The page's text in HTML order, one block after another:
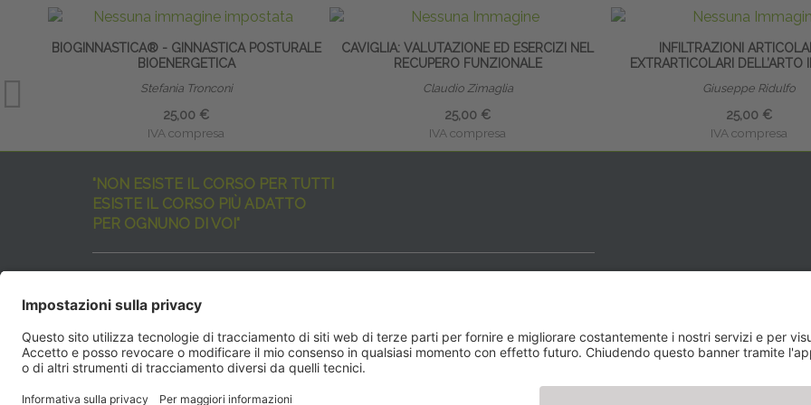
BIOGINNASTICA® - GINNASTICA POSTURALE
BIOENERGETICA
Stefania Tronconi
25,00 €
IVA compresa
CAVIGLIA: VALUTAZIONE ED ESERCIZI NEL
RECUPERO FUNZIONALE
Claudio Zimaglia
25,00 €
IVA compresa
INFILTRAZIONI
EXTRARTICOLARI DELL’ARTO
Giuseppe Ridulfo
25,00 €
IVA compresa
"NON ESISTE IL CORSO PER TUTTI
ESISTE IL CORSO PIÙ ADATTO
PER OGNUNO DI VOI"
ma rispondenti a diverse esigenze formative
e di aggiornamento professionale.
EdiAcademyvuole aiutarvi nella scelta dell’evento ideale
SEGUICI QUI: